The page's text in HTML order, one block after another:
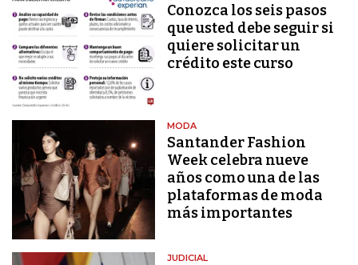
Conozca los seis pasos
que usted debe seguir si
quiere solicitar un
crédito este curso
MODA
Santander Fashion
Week celebra nueve
años como una de las
plataformas de moda
más importantes
JUDICIAL